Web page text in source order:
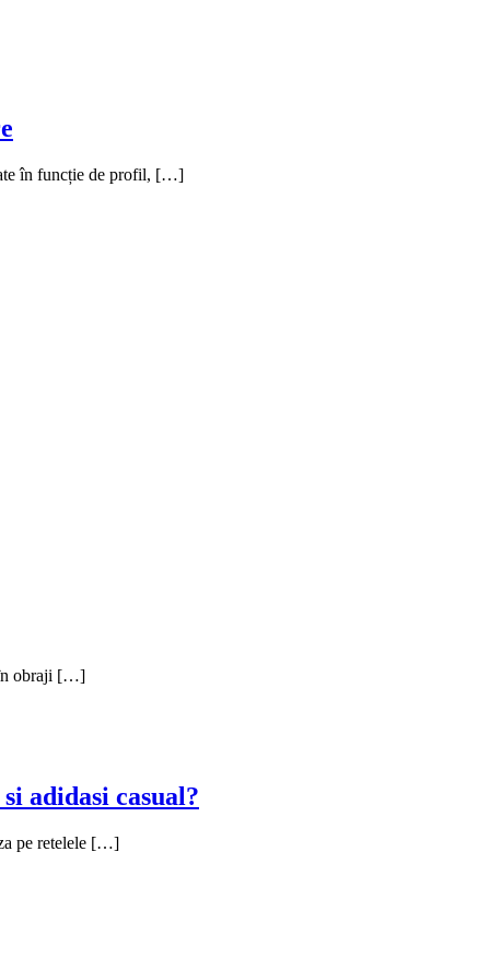
în funcție de profil, […]
în obraji […]
adidasi casual?
pe retelele […]